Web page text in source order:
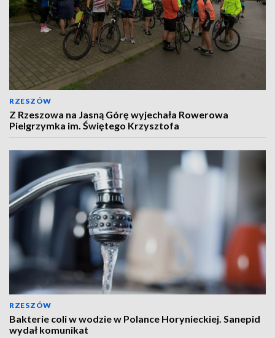
RZESZÓW
Z Rzeszowa na Jasną Górę wyjechała Rowerowa
Pielgrzymka im. Świętego Krzysztofa
RZESZÓW
Bakterie coli w wodzie w Polance Horynieckiej. Sanepid
wydał komunikat